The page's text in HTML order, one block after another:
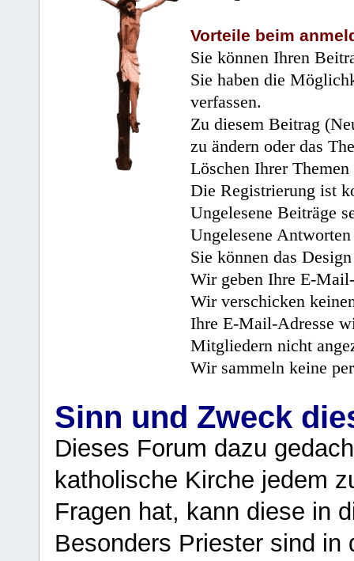
Vorteile beim
Sie können Ihren
Sie haben die
verfassen.
Zu diesem Beitrag
zu ändern oder das
Löschen Ihrer
Die Registrierung ist
Ungelesene Beiträge
Ungelesene
Sie können das
Wir geben Ihre E-
Wir verschicken
Ihre E-Mail-Adresse
Mitgliedern nicht
Wir sammeln keine
Sinn und Zweck
Dieses Forum dazu
katholische Kirche jedem
Fragen hat, kann diese in
Besonders Priester sind in